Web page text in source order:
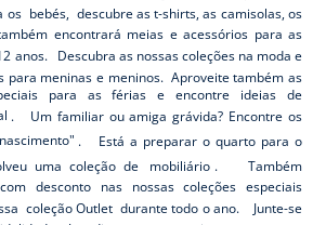
os bebés, descubre as t-shirts, as camisolas, os
encontrará meias e acessórios para as
anos. Descubra as nossas coleções na moda e
para meninas e meninos. Aproveite também as
para as férias e encontre ideias de
. Um familiar ou amiga grávida? Encontre os
. Está a preparar o quarto para o
uma coleção de
mobiliário . Também
desconto nas nossas coleções especiais
coleção Outlet durante todo o ano. Junte-se